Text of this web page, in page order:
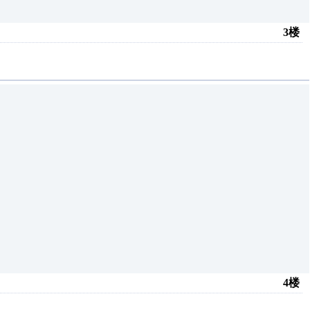
3楼
4楼